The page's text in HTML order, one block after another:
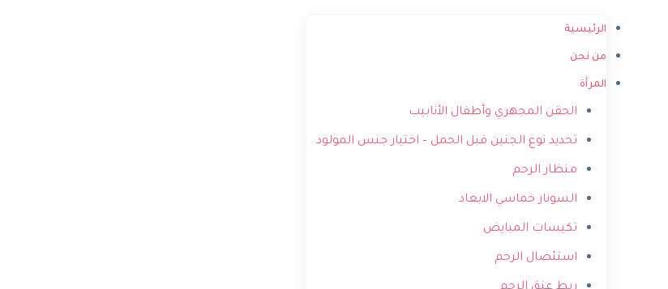
الرئيسية
من نحن
المرأة
الحقن المجهري وأطفال الأنابيب
تحديد نوع الجنين قبل الحمل – اختيار جنس المولود
منظار الرحم
السونار خماسي الابعاد
تكيسات المبايض
استئصال الرحم